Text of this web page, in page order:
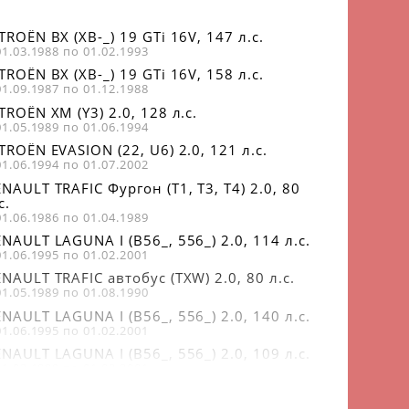
BX (XB-_) 19 GTi 16V, 147 л.с.
по 01.02.1993
BX (XB-_) 19 GTi 16V, 158 л.с.
по 01.12.1988
XM (Y3) 2.0, 128 л.с.
по 01.06.1994
EVASION (22, U6) 2.0, 121 л.с.
по 01.07.2002
TRAFIC Фургон (T1, T3, T4) 2.0, 80
по 01.04.1989
LAGUNA I (B56_, 556_) 2.0, 114 л.с.
по 01.02.2001
TRAFIC автобус (TXW) 2.0, 80 л.с.
по 01.08.1990
LAGUNA I (B56_, 556_) 2.0, 140 л.с.
по 01.02.2001
LAGUNA I (B56_, 556_) 2.0, 109 л.с.